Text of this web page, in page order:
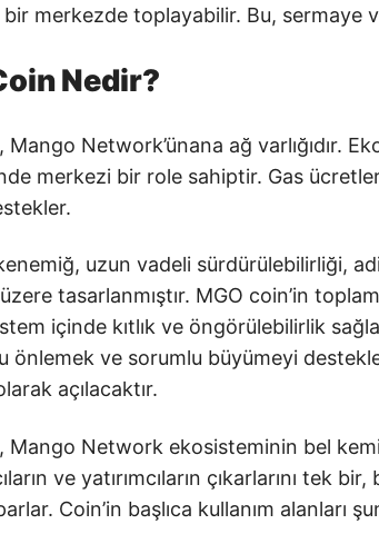
merkezde toplayabilir. Bu, sermaye
Nedir?
Mango Network’ünana ağ varlığıdır.
merkezi bir role sahiptir. Gas
uzun vadeli sürdürülebilirliği,
tasarlanmıştır. MGO coin’in toplam
içinde kıtlık ve öngörülebilirlik
önlemek ve sorumlu büyümeyi
açılacaktır.
Mango Network ekosisteminin bel
ve yatırımcıların çıkarlarını tek
Coin’in başlıca kullanım alanları